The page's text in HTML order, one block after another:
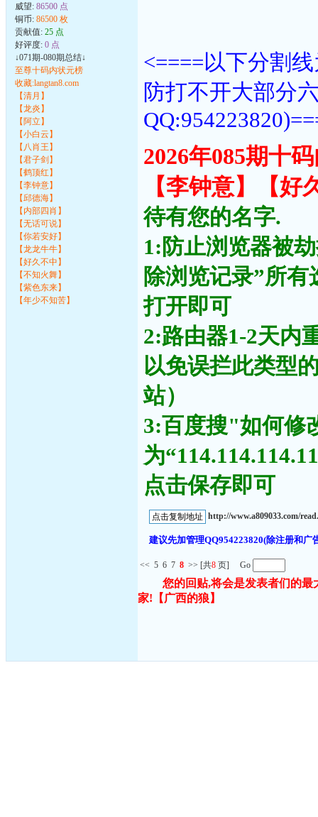
威望: 86500 点
铜币: 86500 枚
贡献值: 25 点
好评度: 0 点
↓071期-080期总结↓
至尊十码内状元榜
收藏:langtan8.com
【清月】
【龙炎】
【阿立】
【小白云】
【八肖王】
【君子剑】
【鹤顶红】
【李钟意】
【邱德海】
【内部四肖】
【无话可说】
【你若安好】
【龙龙牛牛】
【好久不中】
【不知火舞】
【紫色东来】
【年少不知苦】
<====以下分割
防打不开大部分
2026年085期十
【李钟意】【
待有您的名字.
1:防止浏览器被
除浏览记录”所
打开即可
2:路由器1-2天内
以免误拦此类型
站）
3:百度搜"如何修
为
点击保存即可
http://www.a809033.com/
建议先加管理QQ954223820(除注册和
<< 5 6 7 8 >> [共8 页] Go
您的回贴,将会是发表者们的
家! 【广西的狼】